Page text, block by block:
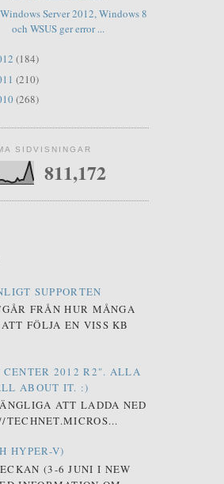
Windows Server 2012, Windows 8
och WSUS ger error ...
(184)
(210)
(268)
SIDVISNINGAR
811,172
SUPPORTEN
FRÅN HUR MÅNGA
FÖLJA EN VISS KB
CENTER 2012 R2". ALLA
ABOUT IT. :)
ATT LADDA NED
HYPER-V)
(3-6 JUNI I NEW